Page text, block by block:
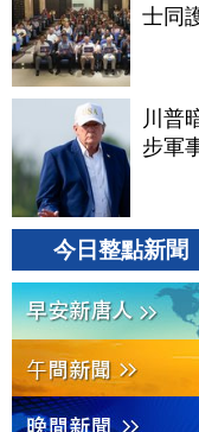
士同
川普
步軍
今日整點新聞